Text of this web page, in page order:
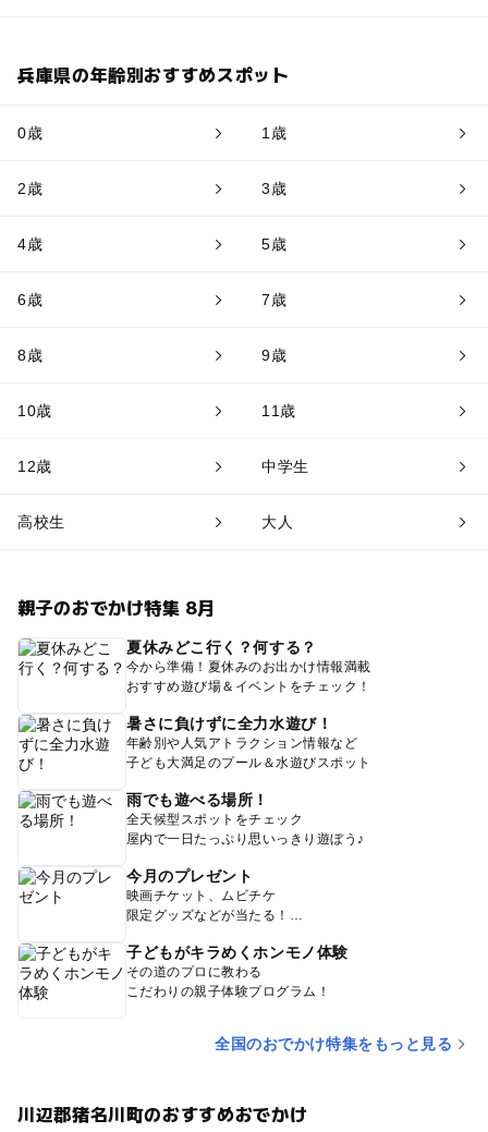
兵庫県の年齢別おすすめスポット
0歳 1歳
2歳 3歳
4歳 5歳
6歳 7歳
8歳 9歳
10歳 11歳
12歳 中学生
高校生 大人
親子のおでかけ特集 8月
夏休みどこ行く？何する？
今から準備！夏休みのお出かけ情報満載
おすすめ遊び場＆イベントをチェック！
暑さに負けずに全力水遊び！
年齢別や人気アトラクション情報など
子ども大満足のプール＆水遊びスポット
雨でも遊べる場所！
全天候型スポットをチェック
屋内で一日たっぷり思いっきり遊ぼう♪
今月のプレゼント
映画チケット、ムビチケ
限定グッズなどが当たる！
子どもがキラめくホンモノ体験
その道のプロに教わる
こだわりの親子体験プログラム！
全国のおでかけ特集をもっと見る
川辺郡猪名川町のおすすめおでかけ